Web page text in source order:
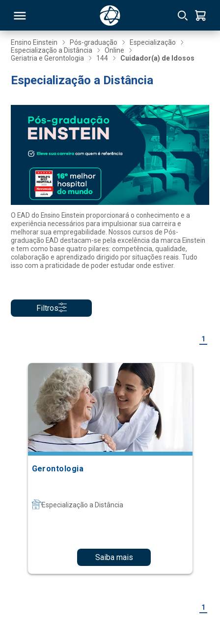
Ensino Einstein Pós-graduação
Especialização
Especialização a Distância
Online
Geriatria e Gerontologia
144 Cuidador(a) de Idosos
Especialização a Distância
O EAD do Ensino Einstein proporcionará o conhecimento e a
experiência necessários para impulsionar sua carreira e
melhorar sua empregabilidade. Nossos cursos de Pós-
graduação EAD destacam-se pela excelência da marca Einstein
e tem como base quatro pilares: competência, qualidade,
colaboração e aprendizado dirigido por situações reais. Tudo
isso com a praticidade de poder estudar onde estiver.
Filtros
1
Gerontologia
Especialização a Distância
Saiba mais
1